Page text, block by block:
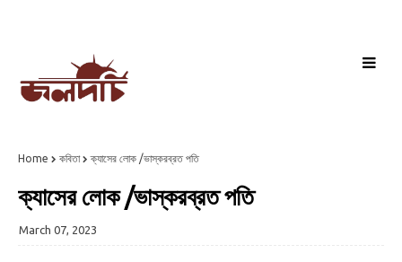
Home কবিতা ক্যাসের লোক /ভাস্করব্রত পতি
ক্যাসের লোক /ভাস্করব্রত পতি
March 07, 2023